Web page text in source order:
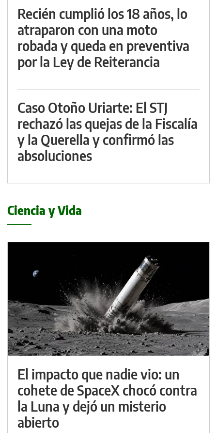
Recién cumplió los 18 años, lo
atraparon con una moto
robada y queda en preventiva
por la Ley de Reiterancia
Caso Otoño Uriarte: El STJ
rechazó las quejas de la Fiscalía
y la Querella y confirmó las
absoluciones
Ciencia y Vida
El impacto que nadie vio: un
cohete de SpaceX chocó contra
la Luna y dejó un misterio
abierto